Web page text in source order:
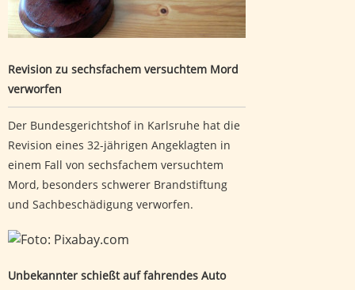
Revision zu sechsfachem versuchtem Mord
verworfen
Der Bundesgerichtshof in Karlsruhe hat die
Revision eines 32-jährigen Angeklagten in
einem Fall von sechsfachem versuchtem
Mord, besonders schwerer Brandstiftung
und Sachbeschädigung verworfen.
Unbekannter schießt auf fahrendes Auto
Unbekannter schießt auf fahrendes Auto